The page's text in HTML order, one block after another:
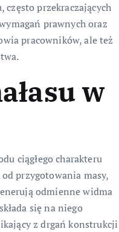
często przekraczających
prawnych oraz
pracowników, ale też
w
ciągłego charakteru
przygotowania masy,
odmienne widma
się na niego
z drgań konstrukcji